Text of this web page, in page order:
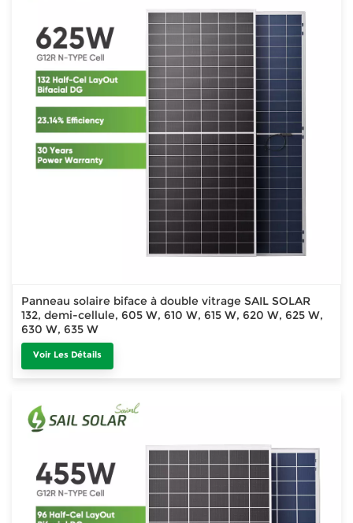
Panneau solaire biface à double vitrage SAIL SOLAR
132, demi-cellule, 605 W, 610 W, 615 W, 620 W, 625 W,
630 W, 635 W
Voir Les Détails